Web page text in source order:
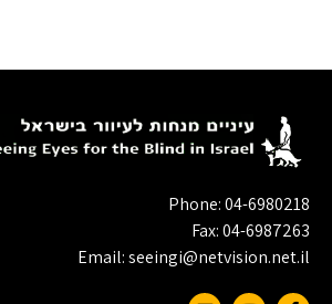
Phone: 04-6980218
Fax: 04-6987263
Email: seeingi@netvision.net.il